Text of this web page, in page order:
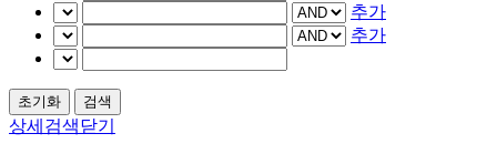
추가
추가
상세검색닫기